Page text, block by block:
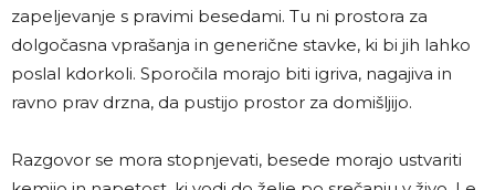
zapeljevanje s pravimi besedami. Tu ni prostora za
dolgočasna vprašanja in generične stavke, ki bi jih lahko
poslal kdorkoli. Sporočila morajo biti igriva, nagajiva in
ravno prav drzna, da pustijo prostor za domišljijo.
Razgovor se mora stopnjevati, besede morajo ustvariti